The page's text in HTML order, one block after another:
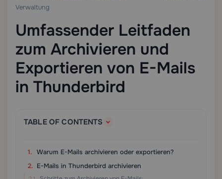
Verwaltung
Umfassender Leitfaden
zum Archivieren und
Exportieren von E-Mails
in Thunderbird
TABLE OF CONTENTS
Warum E-Mails archivieren oder exportieren?
E-Mails in Thunderbird archivieren